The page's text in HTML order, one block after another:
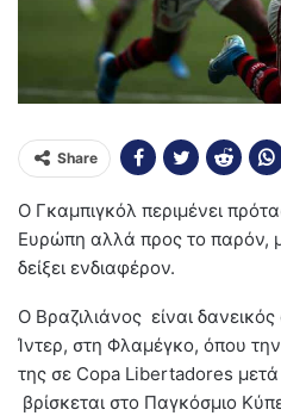
Share
Ο Γκαμπιγκόλ περιμένει
Ευρώπη αλλά προς το παρόν,
δείξει ενδιαφέρον.
Ο Βραζιλιάνος είναι
Ίντερ, στη Φλαμέγκο, όπου
της σε Copa Libertadores
βρίσκεται στο Παγκόσμιο